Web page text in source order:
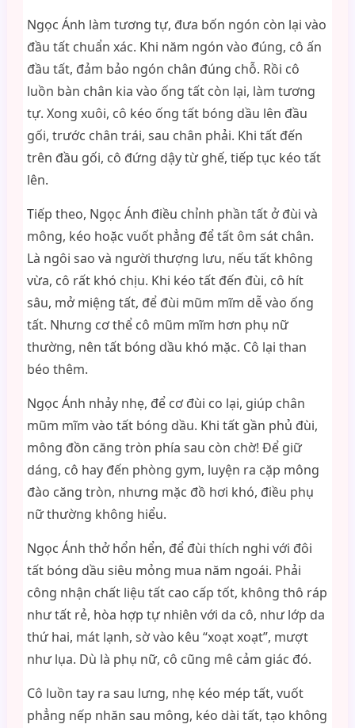
Ngọc Ánh làm tương tự, đưa bốn ngón còn lại vào
đầu tất chuẩn xác. Khi năm ngón vào đúng, cô ấn
đầu tất, đảm bảo ngón chân đúng chỗ. Rồi cô
luồn bàn chân kia vào ống tất còn lại, làm tương
tự. Xong xuôi, cô kéo ống tất bóng dầu lên đầu
gối, trước chân trái, sau chân phải. Khi tất đến
trên đầu gối, cô đứng dậy từ ghế, tiếp tục kéo tất
lên.
Tiếp theo, Ngọc Ánh điều chỉnh phần tất ở đùi và
mông, kéo hoặc vuốt phẳng để tất ôm sát chân.
Là ngôi sao và người thượng lưu, nếu tất không
vừa, cô rất khó chịu. Khi kéo tất đến đùi, cô hít
sâu, mở miệng tất, để đùi mũm mĩm dễ vào ống
tất. Nhưng cơ thể cô mũm mĩm hơn phụ nữ
thường, nên tất bóng dầu khó mặc. Cô lại than
béo thêm.
Ngọc Ánh nhảy nhẹ, để cơ đùi co lại, giúp chân
mũm mĩm vào tất bóng dầu. Khi tất gần phủ đùi,
mông đồn căng tròn phía sau còn chờ! Để giữ
dáng, cô hay đến phòng gym, luyện ra cặp mông
đào căng tròn, nhưng mặc đồ hơi khó, điều phụ
nữ thường không hiểu.
Ngọc Ánh thở hổn hển, để đùi thích nghi với đôi
tất bóng dầu siêu mỏng mua năm ngoái. Phải
công nhận chất liệu tất cao cấp tốt, không thô ráp
như tất rẻ, hòa hợp tự nhiên với da cô, như lớp da
thứ hai, mát lạnh, sờ vào kêu “xoạt xoạt”, mượt
như lụa. Dù là phụ nữ, cô cũng mê cảm giác đó.
Cô luồn tay ra sau lưng, nhẹ kéo mép tất, vuốt
phẳng nếp nhăn sau mông, kéo dài tất, tạo không